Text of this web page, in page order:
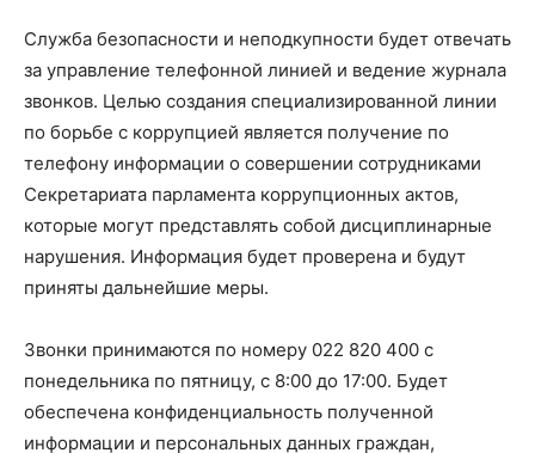
Служба безопасности и неподкупности будет отвечать
за управление телефонной линией и ведение журнала
звонков. Целью создания специализированной линии
по борьбе с коррупцией является получение по
телефону информации о совершении сотрудниками
Секретариата парламента коррупционных актов,
которые могут представлять собой дисциплинарные
нарушения. Информация будет проверена и будут
приняты дальнейшие меры.
Звонки принимаются по номеру 022 820 400 с
понедельника по пятницу, с 8:00 до 17:00. Будет
обеспечена конфиденциальность полученной
информации и персональных данных граждан,